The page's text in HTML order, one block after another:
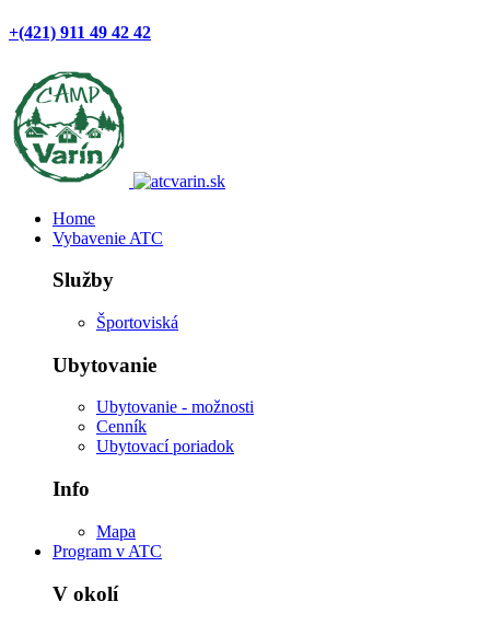
+(421) 911 49 42 42
Home
Vybavenie ATC
Služby
Športoviská
Ubytovanie
Ubytovanie - možnosti
Cenník
Ubytovací poriadok
Info
Mapa
Program v ATC
V okolí